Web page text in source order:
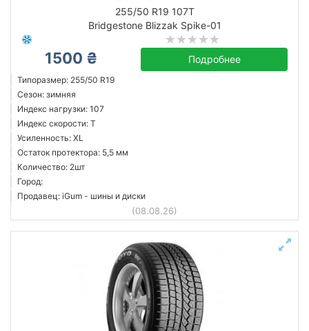
255/50 R19 107T
Bridgestone Blizzak Spike-01
1500 ₴ Подробнее
Типоразмер: 255/50 R19
Сезон: зимняя
Индекс нагрузки: 107
Индекс скорости: T
Усиленность: XL
Остаток протектора: 5,5 мм
Количество: 2шт
Город:
Продавец: iGum - шины и диски
(08.08.26)